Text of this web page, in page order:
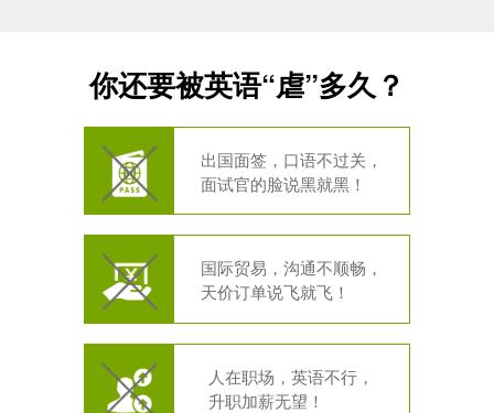
你还要被英语“虐”多久？
出国面签，口语不过关，
面试官的脸说黑就黑！
国际贸易，沟通不顺畅，
天价订单说飞就飞！
人在职场，英语不行，
升职加薪无望！